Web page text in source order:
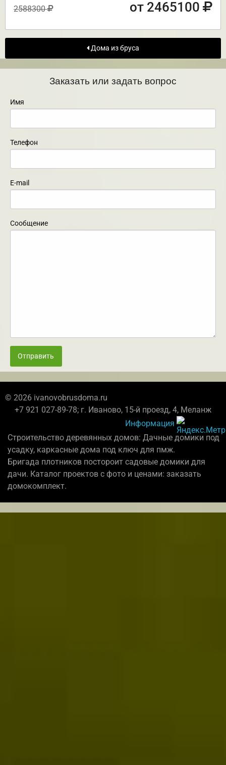
2588300 от 2465100
Дома из бруса
Заказать или задать вопрос
Имя
Телефон
E-mail
Сообщение
Отправить
© 2026 ivanovobrusdoma.ru
+7 921 027-89-78; г. Иваново, 15-й проезд, 4, Меланж
Информация
Строительство деревянных домов: Дачные домики под
усадку, каркасные дома под ключ для пмж.
Бригада плотников постороит садовые домики для
дачи. Каталог проектов с фото и ценами: заказать
домокомплект.